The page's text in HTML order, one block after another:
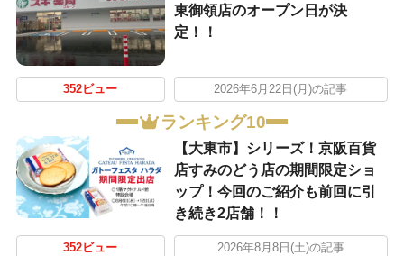
東御領店のオープン日が決
定！！
352ビュー 2026年6月22日(月)の記事
ランキング10
【大東市】シリーズ！京阪百貨
店すみのどう店の期間限定ショ
ップ！今回のご紹介も前回に引
き続き2店舗！！
352ビュー 2026年8月8日(土)の記事